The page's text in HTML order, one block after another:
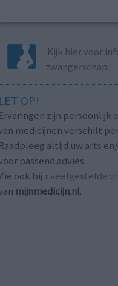
Kijk hier voor
zwangerschap.
LET OP!
Ervaringen zijn persoonlijk
medicijnen verschilt
Raadpleeg altijd uw arts
passend advies.
ook bij « veelgestelde
mijnmedicijn.nl.